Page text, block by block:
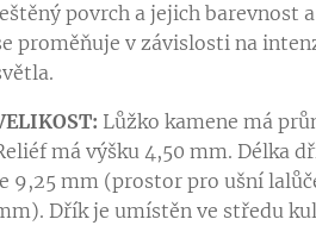
povrch a jejich barevnost
proměňuje v závislosti na
Lůžko kamene má
má výšku 4,50 mm. Délka
9,25 mm (prostor pro ušní
Dřík je umístěn ve středu